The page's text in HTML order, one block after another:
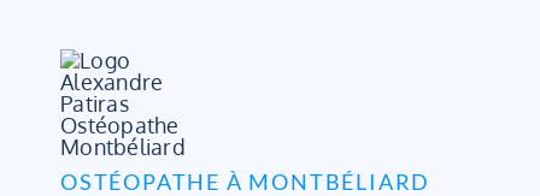
OSTÉOPATHE À MONTBÉLIARD